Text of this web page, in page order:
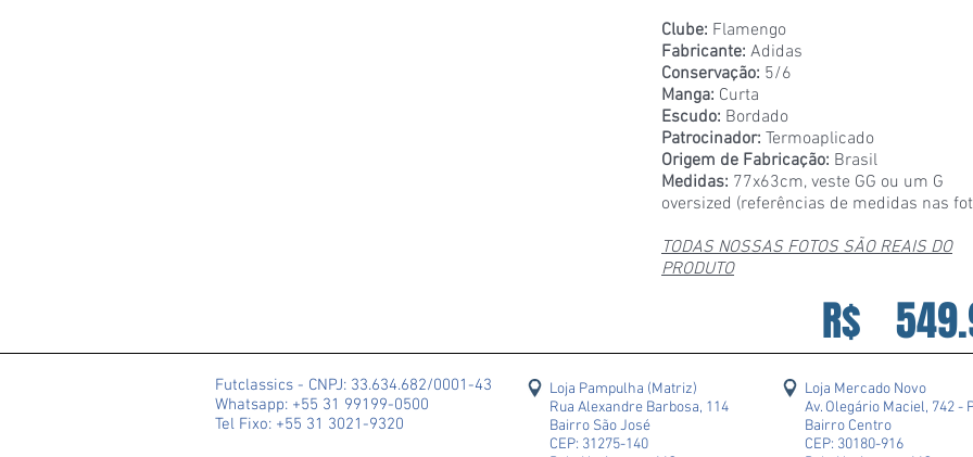
Clube: Flamengo
Fabricante: Adidas
Conservação: 5/6
Manga: Curta
Escudo: Bordado
Patrocinador: Termoaplicado
Origem de Fabricação: Brasil
Medidas: 77x63cm, veste GG ou um G
oversized (referências de medidas nas
TODAS NOSSAS FOTOS SÃO REAIS DO
PRODUTO
R$
Futclassics - CNPJ: 33.634.682/0001-43
Whatsapp: +55 31 99199-0500
Tel Fixo: +55 31 3021-9320
Loja Pampulha (Matriz)
Rua Alexandre Barbosa, 114
Bairro São José
CEP: 31275-140
Loja Mercado Novo
Av. Olegário Maciel, 742 -
Bairro Centro
CEP: 30180-916